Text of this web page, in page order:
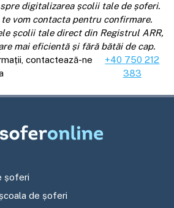
digitalizarea școlii tale de șoferi.
vom contacta pentru confirmare.
școlii tale direct din Registrul ARR,
mai eficientă și fără bătăi de cap.
contactează-ne
+40 750 212
383
șoferi
de șoferi